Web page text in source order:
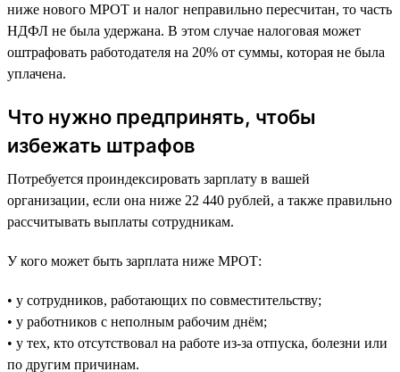
ниже нового МРОТ и налог неправильно пересчитан, то часть
НДФЛ не была удержана. В этом случае налоговая может
оштрафовать работодателя на 20% от суммы, которая не была
уплачена.
Что нужно предпринять, чтобы
избежать штрафов
Потребуется проиндексировать зарплату в вашей
организации, если она ниже 22 440 рублей, а также правильно
рассчитывать выплаты сотрудникам.
У кого может быть зарплата ниже МРОТ:
• у сотрудников, работающих по совместительству;
• у работников с неполным рабочим днём;
• у тех, кто отсутствовал на работе из-за отпуска, болезни или
по другим причинам.